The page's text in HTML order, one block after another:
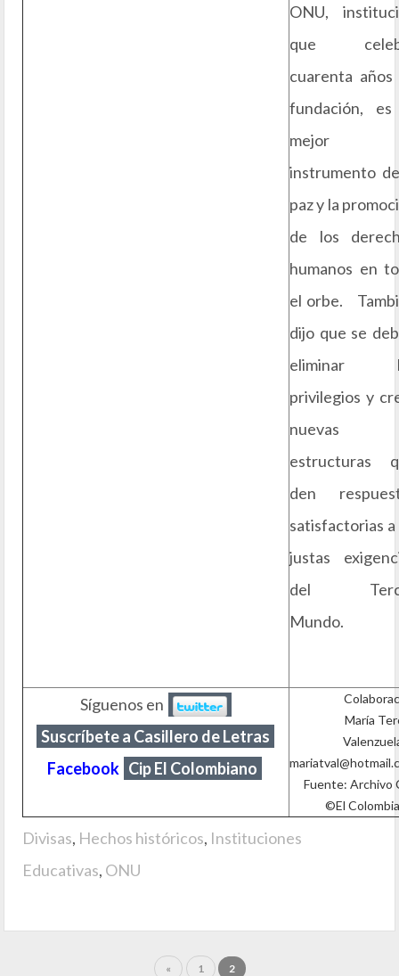
ONU,
que
cuarenta años
fundación,
mejor
instrumento
paz y la
de los
humanos en
el orbe.
dijo que se
eliminar
privilegios y
nuevas
estructuras
den
satisfactorias a
justas
del
Mundo.
Síguenos en
Suscríbete a Casillero de Letras
Facebook Cip El Colombiano
María
Fuente: Archivo
©El
Divisas, Hechos históricos, Instituciones
Educativas, ONU
« 1 2